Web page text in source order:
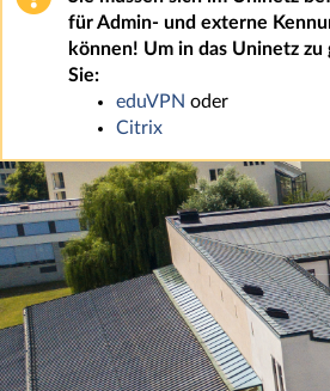
für Admin- und externe
können! Um in das Uninetz
Sie:
eduVPN oder
Citrix